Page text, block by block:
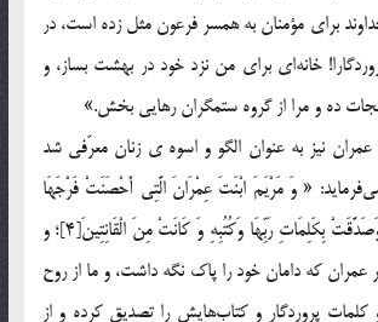
و خداوند براي مؤمنان به همسر فرعون مثل زده است، در
آن هنگام كه گفت: پروردگارا! خانه‎اي براي من نزد خود در بهشت بساز، و
نجات ده و مرا از گروه ستمگران رهايي بخش.»
نيز به عنوان الگو و اسوه ي زنان معرّفي شد
خداوند در اين راستا مي‎فرمايد: « وَ مَرْيَمَ ابْنَتَ عِمْرَانَ الَّتِي أَحْصَنَتْ فَرْجَهَا
فَنَفَخْنَا فِيهِ مِنْ رُوحِنَا وَصَدَّقَتْ بِكَلِمَاتِ رَبِّهَا وَكُتُبِهِ وَ كَانَتْ مِنَ الْقَانِتِينَ[4]؛ و
كه دامان خود را پاك نگه داشت، و ما از روح
خود در آن دميديم، او كلمات پروردگار و كتاب‎هايش را تصديق كرده و از